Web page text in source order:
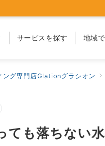
サービスを探す 地域
ング専門店Glationグラシオン
ても落ちない